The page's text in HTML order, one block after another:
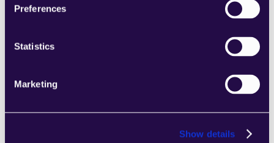
Preferences
Statistics
Marketing
Show details
في الختام، وكلاء الذكاء الاصطناعي يقومون بإعادة تشكيل
كفاءة لا تضاهى، دقة، ومرونة في جمع البيانات وتحليلها. من
اتخاذ قرارات مستنيرة، تحسين تخصيص الموارد، والبقاء في